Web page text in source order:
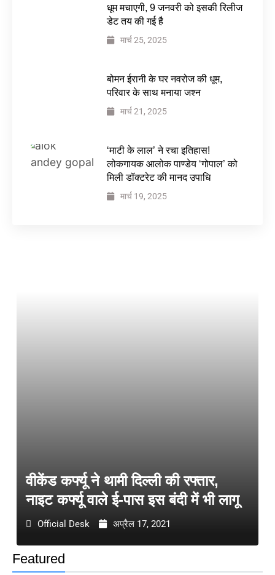
धूम मचाएगी, 9 जनवरी को इसकी रिलीज
डेट तय की गई है
मार्च 25, 2025
बोमन ईरानी के घर नवरोज की धूम,
परिवार के साथ मनाया जश्न
मार्च 21, 2025
‘माटी के लाल’ ने रचा इतिहास!
लोकगायक आलोक पाण्डेय ‘गोपाल’ को
मिली डॉक्टरेट की मानद उपाधि
मार्च 19, 2025
Featured
वीकेंड कर्फ्यू ने थामी दिल्ली की रफ्तार,
नाइट कर्फ्यू वाले ई-पास इस बंदी में भी लागू
Official Desk अप्रैल 17, 2021